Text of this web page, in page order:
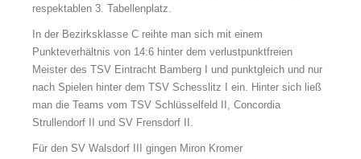
respektablen 3. Tabellenplatz.
In der Bezirksklasse C reihte man sich mit einem
Punkteverhältnis von 14:6 hinter dem verlustpunktfreien
Meister des TSV Eintracht Bamberg I und punktgleich und nur
nach Spielen hinter dem TSV Schesslitz I ein. Hinter sich ließ
man die Teams vom TSV Schlüsselfeld II, Concordia
Strullendorf II und SV Frensdorf II.
Für den SV Walsdorf III gingen Miron Kromer